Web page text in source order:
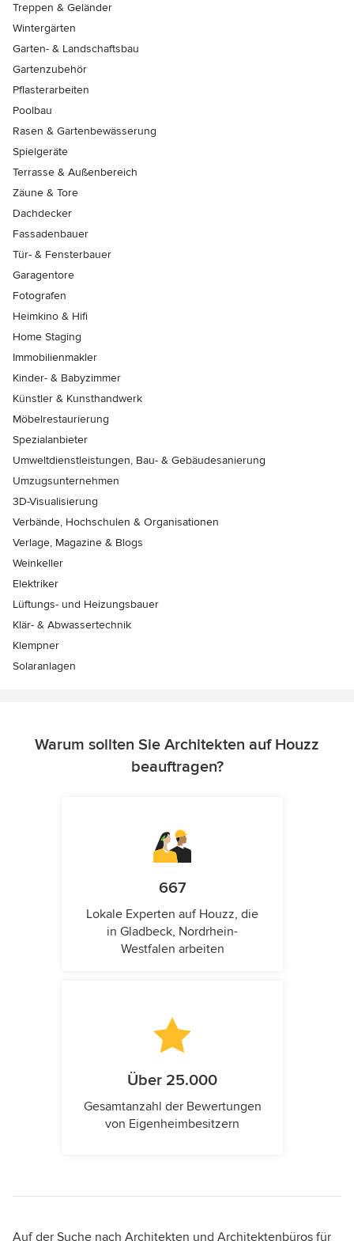
Treppen & Geländer
Wintergärten
Garten- & Landschaftsbau
Gartenzubehör
Pflasterarbeiten
Poolbau
Rasen & Gartenbewässerung
Spielgeräte
Terrasse & Außenbereich
Zäune & Tore
Dachdecker
Fassadenbauer
Tür- & Fensterbauer
Garagentore
Fotografen
Heimkino & Hifi
Home Staging
Immobilienmakler
Kinder- & Babyzimmer
Künstler & Kunsthandwerk
Möbelrestaurierung
Spezialanbieter
Umweltdienstleistungen, Bau- & Gebäudesanierung
Umzugsunternehmen
3D-Visualisierung
Verbände, Hochschulen & Organisationen
Verlage, Magazine & Blogs
Weinkeller
Elektriker
Lüftungs- und Heizungsbauer
Klär- & Abwassertechnik
Klempner
Solaranlagen
Warum sollten Sie Architekten auf Houzz
beauftragen?
667
Lokale Experten auf Houzz, die
in Gladbeck, Nordrhein-
Westfalen arbeiten
Über 25.000
Gesamtanzahl der Bewertungen
von Eigenheimbesitzern
Auf der Suche nach Architekten und Architektenbüros für